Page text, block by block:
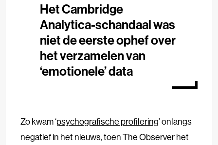
Het Cambridge
Analytica-schandaal was
niet de eerste ophef over
het verzamelen van
‘emotionele’ data
Zo kwam ‘psychografische profilering’ onlangs
negatief in het nieuws, toen The Observer het